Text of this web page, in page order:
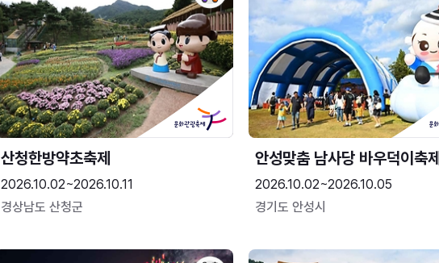
산청한방약초축제
2026.10.02~2026.10.11
경상남도 산청군
안성맞춤 남사당 바우덕이축제
2026.10.02~2026.10.05
경기도 안성시